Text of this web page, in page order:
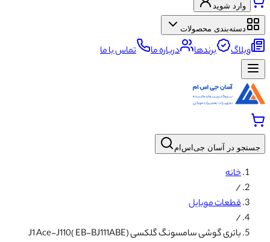
وارد شوید
دسته‌بندی محصولات
وبلاگ برندها درباره ما تماس با ما
جستجو در آسان جی‌اس‌ام
خانه
/
قطعات موبایل
/
باتری گوشی سامسونگ گلکسی (J1 Ace-J110( EB-BJ111ABE